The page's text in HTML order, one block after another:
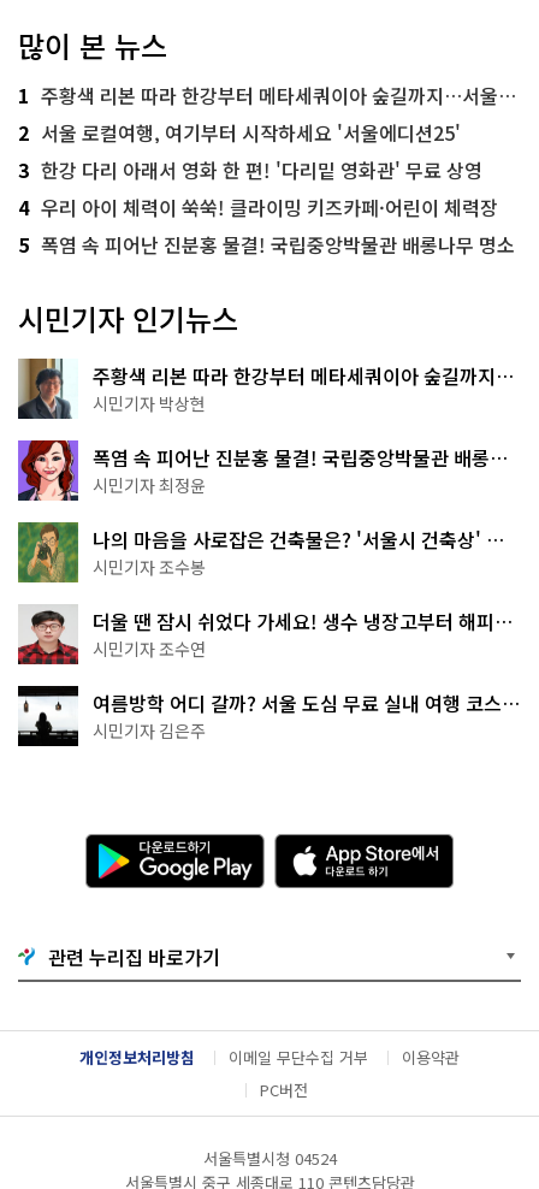
많이 본 뉴스
1 주황색 리본 따라 한강부터 메타세쿼이아 숲길까지…서울둘레길 15코스
2 서울 로컬여행, 여기부터 시작하세요 '서울에디션25'
3 한강 다리 아래서 영화 한 편! '다리밑 영화관' 무료 상영
4 우리 아이 체력이 쑥쑥! 클라이밍 키즈카페·어린이 체력장
5 폭염 속 피어난 진분홍 물결! 국립중앙박물관 배롱나무 명소
시민기자 인기뉴스
주황색 리본 따라 한강부터 메타세쿼이아 숲길까지…
서울둘레길 15코스
시민기자 박상현
폭염 속 피어난 진분홍 물결! 국립중앙박물관 배롱나
무 명소
시민기자 최정윤
나의 마음을 사로잡은 건축물은? '서울시 건축상' 수
상작 공개!
시민기자 조수봉
더울 땐 잠시 쉬었다 가세요! 생수 냉장고부터 해피소
·무더위쉼터까지
시민기자 조수연
여름방학 어디 갈까? 서울 도심 무료 실내 여행 코스
추천
시민기자 김은주
다
운
로
기
G
o
g
l
e
l
A
p
p
e
서
다
운
드
관련 누리집 바로가기
개인정보처리방침 이메일 무단수집 거부
이용약관
PC버전
서울특별시청 04524
서울특별시 중구 세종대로 110 콘텐츠담당관